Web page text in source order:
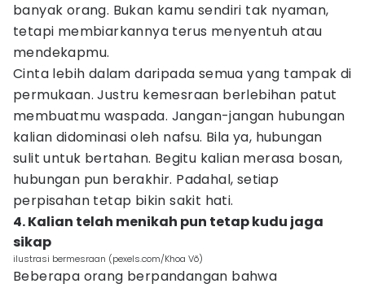
banyak orang. Bukan kamu sendiri tak nyaman,
tetapi membiarkannya terus menyentuh atau
mendekapmu.
Cinta lebih dalam daripada semua yang tampak di
permukaan. Justru kemesraan berlebihan patut
membuatmu waspada. Jangan-jangan hubungan
kalian didominasi oleh nafsu. Bila ya, hubungan
sulit untuk bertahan. Begitu kalian merasa bosan,
hubungan pun berakhir. Padahal, setiap
perpisahan tetap bikin sakit hati.
4. Kalian telah menikah pun tetap kudu jaga
sikap
ilustrasi bermesraan (pexels.com/Khoa Võ)
Beberapa orang berpandangan bahwa